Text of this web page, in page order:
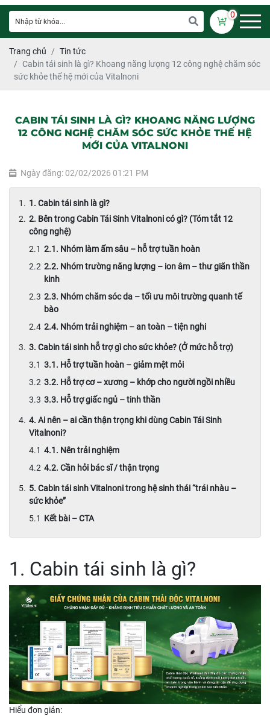
0
Trang chủ
Tin tức
Cabin tái sinh là gì? Khoang năng lượng 12 công nghệ chăm sóc
sức khỏe thế hệ mới của Vitalnoni
CABIN TÁI SINH LÀ GÌ? KHOANG NĂNG LƯỢNG
12 CÔNG NGHỆ CHĂM SÓC SỨC KHỎE THẾ HỆ
MỚI CỦA VITALNONI
Ngày đăng: 02/02/2026 01:21 PM
1. Cabin tái sinh là gì?
2. Bên trong Cabin Tái Sinh Vitalnoni có gì? (Tóm tắt 12
công nghệ)
2.1. Nhóm làm ấm sâu – hỗ trợ tuần hoàn
2.2. Nhóm trường năng lượng – ion âm – thư giãn thần
kinh
2.3. Nhóm chăm sóc da – tối ưu môi trường quanh tế
bào
2.4. Nhóm trải nghiệm – an toàn – tiện nghi
3. Cabin tái sinh hỗ trợ gì cho sức khỏe? (Ở mức hỗ trợ)
3.1. Hỗ trợ tuần hoàn – giảm mệt mỏi
3.2. Hỗ trợ cơ – xương – khớp cho người ngồi nhiều
3.3. Hỗ trợ giấc ngủ – tinh thần
4. Ai nên – ai cần thận trọng khi dùng Cabin Tái Sinh
Vitalnoni?
4.1. Nên trải nghiệm
4.2. Cần hỏi bác sĩ / thận trọng
5. Cabin tái sinh Vitalnoni trong hệ sinh thái “trái nhàu –
sức khỏe”
Kết bài – CTA
1. Cabin tái sinh là gì?
Hiểu đơn giản: